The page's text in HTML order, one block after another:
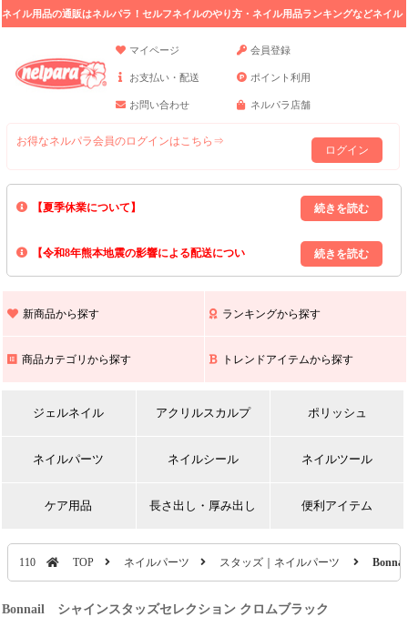
ネイル用品の通販はネルパラ！セルフネイルのやり方・ネイル用品ランキングなどネイル
マイページ
会員登録
お支払い・配送 ポイント利用
お問い合わせ ネルパラ店舗
お得なネルパラ会員のログインはこちら⇒
ログイン
【夏季休業について】
8/13(木)～8/16(日)の間｢出荷業務・お問い合わせ業務｣はお休みいたしま
上記期間中のご注文・お問い合わせは8/17(月)以降の対応となりますので
【令和8年熊本地震の影響による配送につい
また､ 九州全域でお荷物のお届けに遅延が生じております｡
新商品から探す ランキングから探す
商品カテゴリから探す トレンドアイテムから探す
ジェルネイル アクリルスカルプ ポリッシュ
ネイルパーツ ネイルシール ネイルツール
ケア用品 長さ出し・厚み出し 便利アイテム
110 TOP ネイルパーツ スタッズ｜ネイルパーツ
Bonnail シャインスタッズセレクション クロムブラック